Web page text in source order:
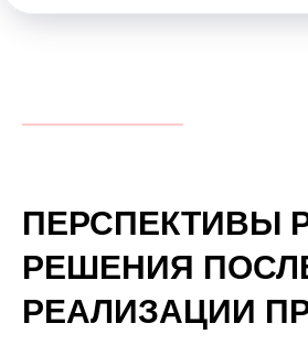
ПЕРСПЕКТИВЫ
РЕШЕНИЯ
РЕАЛИЗАЦИИ